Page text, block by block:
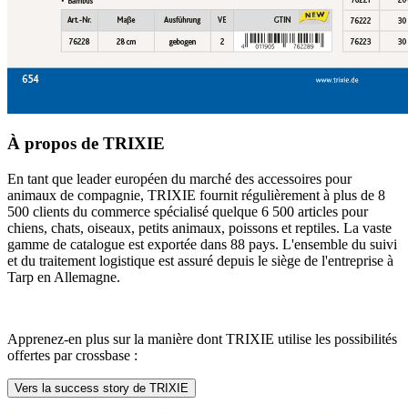
À propos de TRIXIE
En tant que leader européen du marché des accessoires pour
animaux de compagnie, TRIXIE fournit régulièrement à plus de 8
500 clients du commerce spécialisé quelque 6 500 articles pour
chiens, chats, oiseaux, petits animaux, poissons et reptiles. La vaste
gamme de catalogue est exportée dans 88 pays. L'ensemble du suivi
et du traitement logistique est assuré depuis le siège de l'entreprise à
Tarp en Allemagne.
Apprenez-en plus sur la manière dont TRIXIE utilise les possibilités
offertes par crossbase :
Vers la success story de TRIXIE